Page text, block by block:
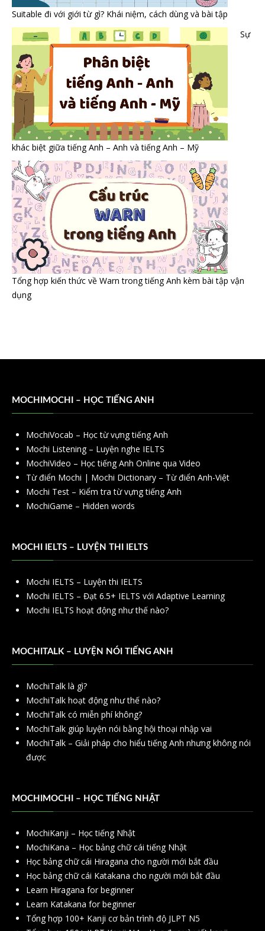
Suitable đi với giới từ gì? Khái niệm, cách dùng và bài tập
Sự
khác biệt giữa tiếng Anh – Anh và tiếng Anh – Mỹ
Tổng hợp kiến thức về Warn trong tiếng Anh kèm bài tập vận
dụng
MOCHIMOCHI – HỌC TIẾNG ANH
MochiVocab – Học từ vựng tiếng Anh
Mochi Listening – Luyện nghe IELTS
MochiVideo – Học tiếng Anh Online qua Video
Từ điển Mochi | Mochi Dictionary – Từ điển Anh-Việt
Mochi Test – Kiểm tra từ vựng tiếng Anh
MochiGame – Hidden words
MOCHI IELTS – LUYỆN THI IELTS
Mochi IELTS – Luyện thi IELTS
Mochi IELTS – Đạt 6.5+ IELTS với Adaptive Learning
Mochi IELTS hoạt động như thế nào?
MOCHITALK – LUYỆN NÓI TIẾNG ANH
MochiTalk là gì?
MochiTalk hoạt động như thế nào?
MochiTalk có miễn phí không?
MochiTalk giúp luyện nói bằng hội thoại nhập vai
MochiTalk – Giải pháp cho hiểu tiếng Anh nhưng không nói
được
MOCHIMOCHI – HỌC TIẾNG NHẬT
MochiKanji – Học tiếng Nhật
MochiKana – Học bảng chữ cái tiếng Nhật
Học bảng chữ cái Hiragana cho người mới bắt đầu
Học bảng chữ cái Katakana cho người mới bắt đầu
Learn Hiragana for beginner
Learn Katakana for beginner
Tổng hợp 100+ Kanji cơ bản trình độ JLPT N5